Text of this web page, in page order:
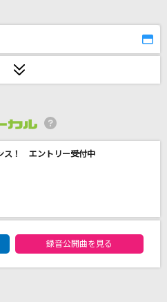
ス！ エントリー受付中
エントリーランキング
録音公開曲を見る